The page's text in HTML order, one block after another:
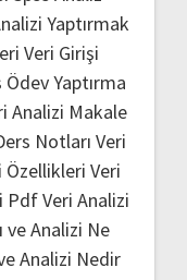
Yaptırmak
Veri Girişi
Ödev Yaptırma
Analizi Makale
Notları Veri
Özellikleri Veri
PdfVeri Analizi
ve Analizi Ne
Analizi Nedir